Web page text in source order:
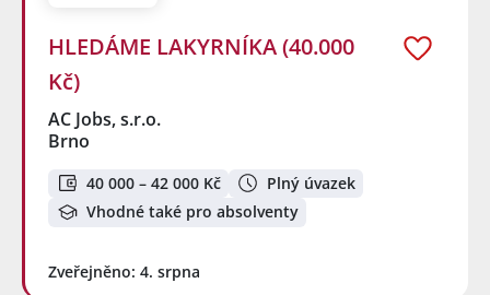
HLEDÁME LAKYRNÍKA (40.000
Kč)
AC Jobs, s.r.o.
Brno
40 000 – 42 000 Kč
Plný úvazek
Vhodné také pro absolventy
Zveřejněno: 4. srpna